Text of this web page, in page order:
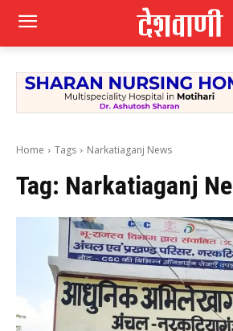
Home Tags Narkatiaganj News
Tag: Narkatiaganj